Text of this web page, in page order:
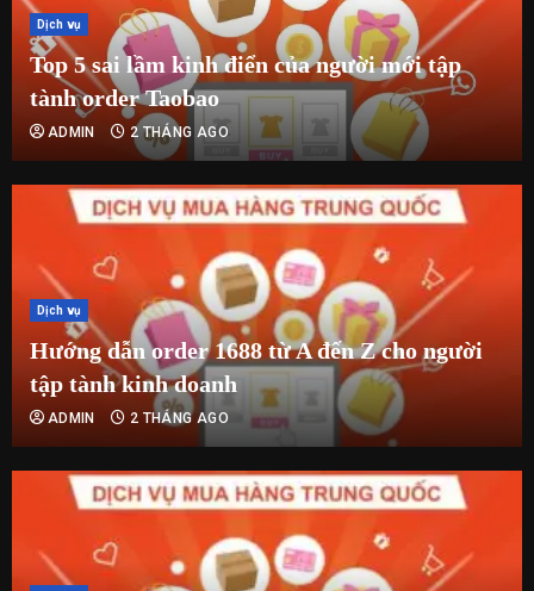
Dịch vụ
Top 5 sai lầm kinh điển của người mới tập
tành order Taobao
ADMIN 2 THÁNG AGO
Dịch vụ
Hướng dẫn order 1688 từ A đến Z cho người
tập tành kinh doanh
ADMIN 2 THÁNG AGO